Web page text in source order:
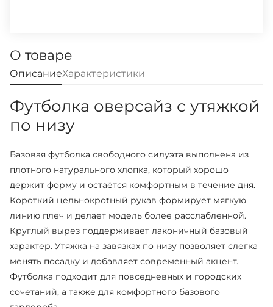
О товаре
ОписаниеХарактеристики
Футболка оверсайз с утяжкой
по низу
Базовая футболка свободного силуэта выполнена из
плотного натурального хлопка, который хорошо
держит форму и остаётся комфортным в течение дня.
Короткий цельнокроtный рукав формирует мягкую
линию плеч и делает модель более расслабленной.
Круглый вырез поддерживает лаконичный базовый
характер. Утяжка на завязках по низу позволяет слегка
менять посадку и добавляет современный акцент.
Футболка подходит для повседневных и городских
сочетаний, а также для комфортного базового